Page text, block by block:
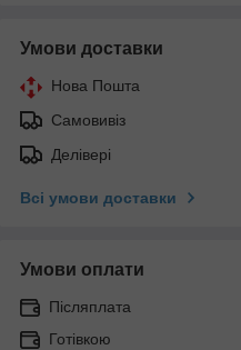
Умови доставки
Нова Пошта
Самовивіз
Делівері
Всі умови доставки
Умови оплати
Післяплата
Готівкою